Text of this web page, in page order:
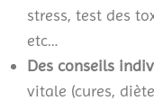
stress, test des
etc…
Des conseils
vitale (cures,